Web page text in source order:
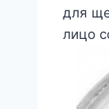
для
лицо